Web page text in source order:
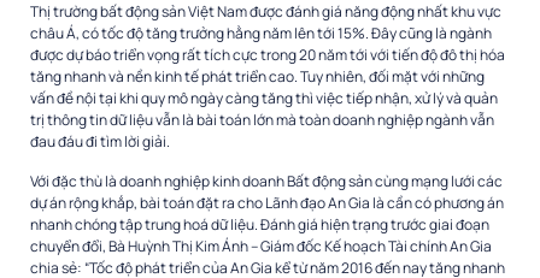
Thị trường bất động sản Việt Nam được đánh giá năng động nhất khu vực
châu Á, có tốc độ tăng trưởng hằng năm lên tới 15%. Đây cũng là ngành
được dự báo triển vọng rất tích cực trong 20 năm tới với tiến độ đô thị hóa
tăng nhanh và nền kinh tế phát triển cao. Tuy nhiên, đối mặt với những
vấn đề nội tại khi quy mô ngày càng tăng thì việc tiếp nhận, xử lý và quản
trị thông tin dữ liệu vẫn là bài toán lớn mà toàn doanh nghiệp ngành vẫn
đau đáu đi tìm lời giải.
Với đặc thù là doanh nghiệp kinh doanh Bất động sản cùng mạng lưới các
dự án rộng khắp, bài toán đặt ra cho Lãnh đạo An Gia là cần có phương án
nhanh chóng tập trung hoá dữ liệu. Đánh giá hiện trạng trước giai đoạn
chuyển đổi, Bà Huỳnh Thị Kim Ánh – Giám đốc Kế hoạch Tài chính An Gia
chia sẻ: “Tốc độ phát triển của An Gia kể từ năm 2016 đến nay tăng nhanh